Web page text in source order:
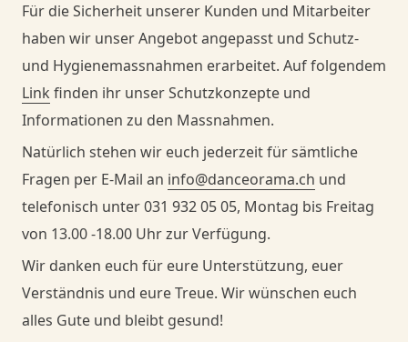
Für die Sicherheit unserer Kunden und Mitarbeiter
haben wir unser Angebot angepasst und Schutz-
und Hygienemassnahmen erarbeitet. Auf folgendem
Link finden ihr unser Schutzkonzepte und
Informationen zu den Massnahmen.
Natürlich stehen wir euch jederzeit für sämtliche
Fragen per E-Mail an info@danceorama.ch und
telefonisch unter 031 932 05 05, Montag bis Freitag
von 13.00 -18.00 Uhr zur Verfügung.
Wir danken euch für eure Unterstützung, euer
Verständnis und eure Treue. Wir wünschen euch
alles Gute und bleibt gesund!